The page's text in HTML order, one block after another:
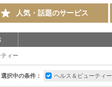
人気・話題のサービス
ィー
選択中の条件： ヘルス＆ビューティー